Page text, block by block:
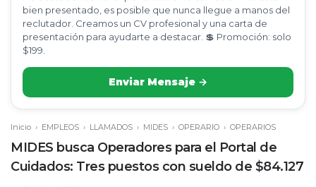
bien presentado, es posible que nunca llegue a manos del
reclutador. Creamos un CV profesional y una carta de
presentación para ayudarte a destacar. 💲 Promoción: solo
$199.
Enviar Mensaje →
Inicio › EMPLEOS › LLAMADOS › MIDES › OPERARIO › OPERARIOS
MIDES busca Operadores para el Portal de
Cuidados: Tres puestos con sueldo de $84.127